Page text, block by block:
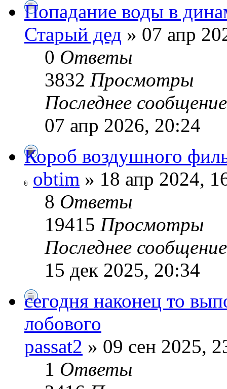
Попадание воды в
Старый дед » 07 апр
0 Ответы
3832 Просмотры
Последнее
07 апр 2026, 20:24
Короб воздушного
obtim » 18 апр 2024,
8 Ответы
19415 Просмотры
Последнее
15 дек 2025, 20:34
сегодня наконец то
лобового
passat2 » 09 сен 2025,
1 Ответы